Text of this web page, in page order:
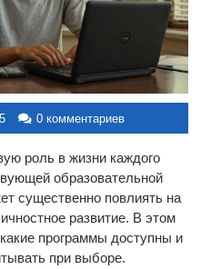
0 комментариев
роль в жизни каждого
образовательной
существенно повлиять на
развитие. В этом
программы доступны и
при выборе.